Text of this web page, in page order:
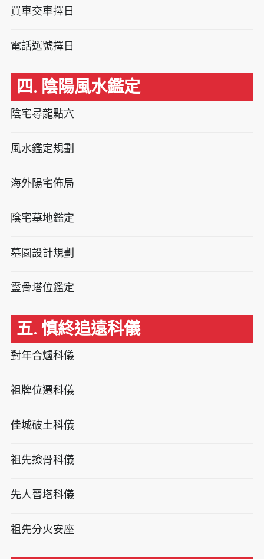
買車交車擇日
電話選號擇日
四. 陰陽風水鑑定
陰宅尋龍點穴
風水鑑定規劃
海外陽宅佈局
陰宅墓地鑑定
墓園設計規劃
靈骨塔位鑑定
五. 慎終追遠科儀
對年合爐科儀
祖牌位遷科儀
佳城破土科儀
祖先撿骨科儀
先人晉塔科儀
祖先分火安座